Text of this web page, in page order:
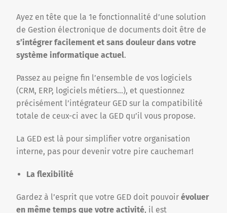
Ayez en tête que la 1e fonctionnalité d’une solution
de Gestion électronique de documents doit être de
s’intégrer facilement et sans douleur dans votre
système informatique actuel.
Passez au peigne fin l’ensemble de vos logiciels
(CRM, ERP, logiciels métiers…), et questionnez
précisément l’intégrateur GED sur la compatibilité
totale de ceux-ci avec la GED qu’il vous propose.
La GED est là pour simplifier votre organisation
interne, pas pour devenir votre pire cauchemar!
La flexibilité
Gardez à l’esprit que votre GED doit pouvoirévoluer
en même temps que votre activité, il est